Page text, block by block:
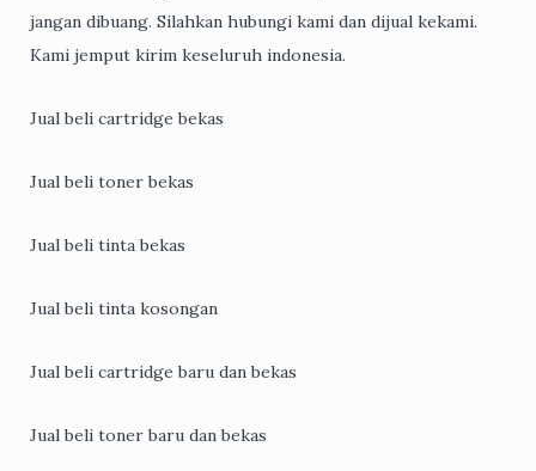
jangan dibuang. Silahkan hubungi kami dan dijual kekami.
Kami jemput kirim keseluruh indonesia.
Jual beli cartridge bekas
Jual beli toner bekas
Jual beli tinta bekas
Jual beli tinta kosongan
Jual beli cartridge baru dan bekas
Jual beli toner baru dan bekas